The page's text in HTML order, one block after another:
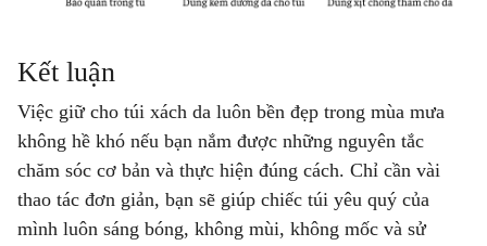
Kết luận
Việc giữ cho túi xách da luôn bền đẹp trong mùa mưa
không hề khó nếu bạn nắm được những nguyên tắc
chăm sóc cơ bản và thực hiện đúng cách. Chỉ cần vài
thao tác đơn giản, bạn sẽ giúp chiếc túi yêu quý của
mình luôn sáng bóng, không mùi, không mốc và sử